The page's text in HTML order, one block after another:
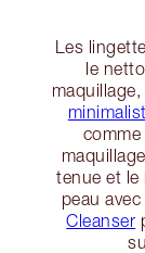
Les
le
comme
tenue et le
peau avec
Cleanser